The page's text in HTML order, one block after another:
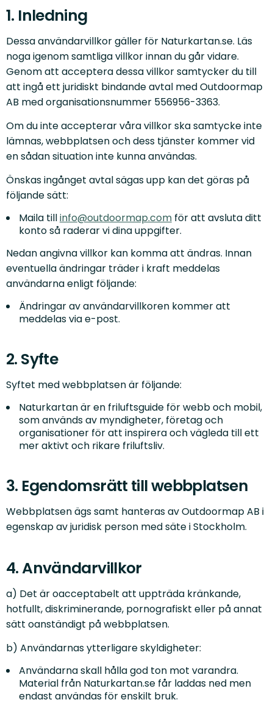
1. Inledning
Dessa användarvillkor gäller för Naturkartan.se. Läs
noga igenom samtliga villkor innan du går vidare.
Genom att acceptera dessa villkor samtycker du till
att ingå ett juridiskt bindande avtal med Outdoormap
AB med organisationsnummer 556956-3363.
Om du inte accepterar våra villkor ska samtycke inte
lämnas, webbplatsen och dess tjänster kommer vid
en sådan situation inte kunna användas.
Önskas ingånget avtal sägas upp kan det göras på
följande sätt:
Maila tillinfo@outdoormap.comför att avsluta ditt
konto så raderar vi dina uppgifter.
Nedan angivna villkor kan komma att ändras. Innan
eventuella ändringar träder i kraft meddelas
användarna enligt följande:
Ändringar av användarvillkoren kommer att
meddelas via e-post.
2. Syfte
Syftet med webbplatsen är följande:
Naturkartan är en friluftsguide för webb och mobil,
som används av myndigheter, företag och
organisationer för att inspirera och vägleda till ett
mer aktivt och rikare friluftsliv.
3. Egendomsrätt till webbplatsen
Webbplatsen ägs samt hanteras av Outdoormap AB i
egenskap av juridisk person med säte i Stockholm.
4. Användarvillkor
a) Det är oacceptabelt att uppträda kränkande,
hotfullt, diskriminerande, pornografiskt eller på annat
sätt oanständigt på webbplatsen.
b) Användarnas ytterligare skyldigheter:
Användarna skall hålla god ton mot varandra.
Material från Naturkartan.se får laddas ned men
endast användas för enskilt bruk.